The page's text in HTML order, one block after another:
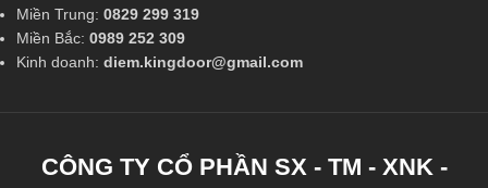
Miền Trung: 0829 299 319
Miền Bắc: 0989 252 309
Kinh doanh: diem.kingdoor@gmail.com
CÔNG TY CỔ PHẦN SX - TM - XNK -